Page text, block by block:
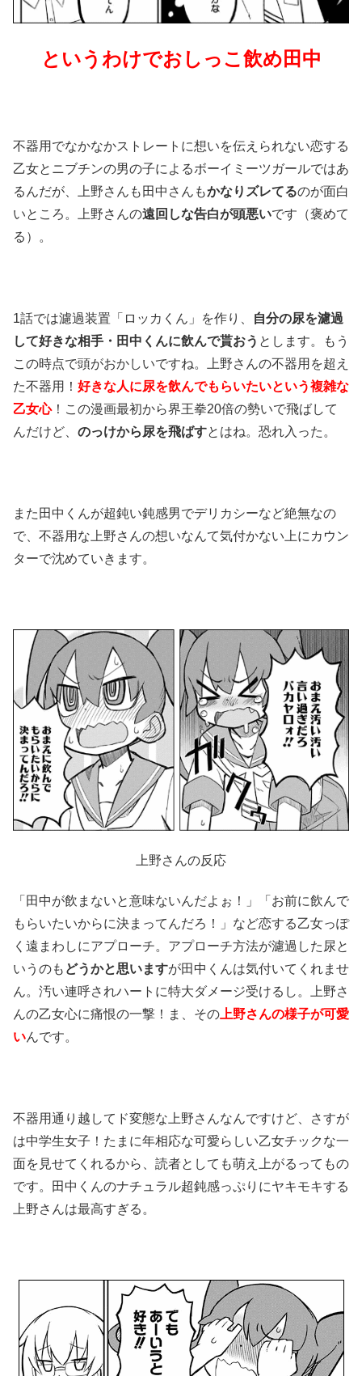
というわけでおしっこ飲め田中
不器用でなかなかストレートに想いを伝えられない恋する
乙女とニブチンの男の子によるボーイミーツガールではあ
るんだが、上野さんも田中さんもかなりズレてるのが面白
いところ。上野さんの遠回しな告白が頭悪いです（褒めて
る）。
1話では濾過装置「ロッカくん」を作り、
自分の尿を濾過
して好きな相手・田中くんに飲んで貰おう とします。もう
この時点で頭がおかしいですね。上野さんの不器用を超え
た不器用！ 好きな人に尿を飲んでもらいたいという複雑な
乙女心！この漫画最初から界王拳20倍の勢いで飛ばして
んだけど、 のっけから尿を飛ばすとはね。恐れ入った。
また田中くんが超鈍い鈍感男でデリカシーなど絶無なの
で、不器用な上野さんの想いなんて気付かない上にカウン
ターで沈めていきます。
上野さんの反応
「田中が飲まないと意味ないんだよぉ！」「お前に飲んで
もらいたいからに決まってんだろ！」など恋する乙女っぽ
く遠まわしにアプローチ。アプローチ方法が濾過した尿と
いうのも どうかと思いますが田中くんは気付いてくれませ
ん。汚い連呼されハートに特大ダメージ受けるし。上野さ
んの乙女心に痛恨の一撃！ま、その 上野さんの様子が可愛
いんです。
不器用通り越してド変態な上野さんなんですけど、さすが
は中学生女子！たまに年相応な可愛らしい乙女チックな一
面を見せてくれるから、読者としても萌え上がるってもの
です。田中くんのナチュラル超鈍感っぷりにヤキモキする
上野さんは最高すぎる。